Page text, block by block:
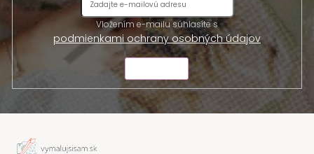
Vložením e-mailu súhlasíte s
podmienkami ochrany osobných údajov